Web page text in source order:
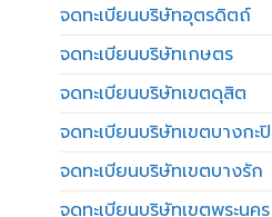
จดทะเบียนบริษัทอุตรดิตถ์
จดทะเบียนบริษัทเกษตร
จดทะเบียนบริษัทเขตดุสิต
จดทะเบียนบริษัทเขตบางกะปิ
จดทะเบียนบริษัทเขตบางรัก
จดทะเบียนบริษัทเขตพระนคร